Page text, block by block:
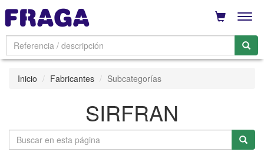
Inicio Fabricantes Subcategorías
SIRFRAN